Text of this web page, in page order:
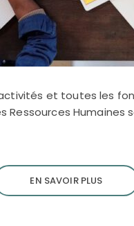
et toutes les
Ressources
EN SAVOIR PLUS